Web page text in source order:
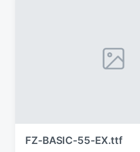
FZ-BASIC-55-EX.ttf